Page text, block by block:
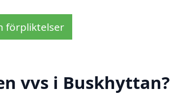
förpliktelser
vvs i Buskhyttan?